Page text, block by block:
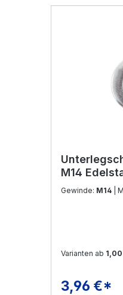
M14
Gewinde: M14 |
Varianten ab
Regulärer
3,96 €*